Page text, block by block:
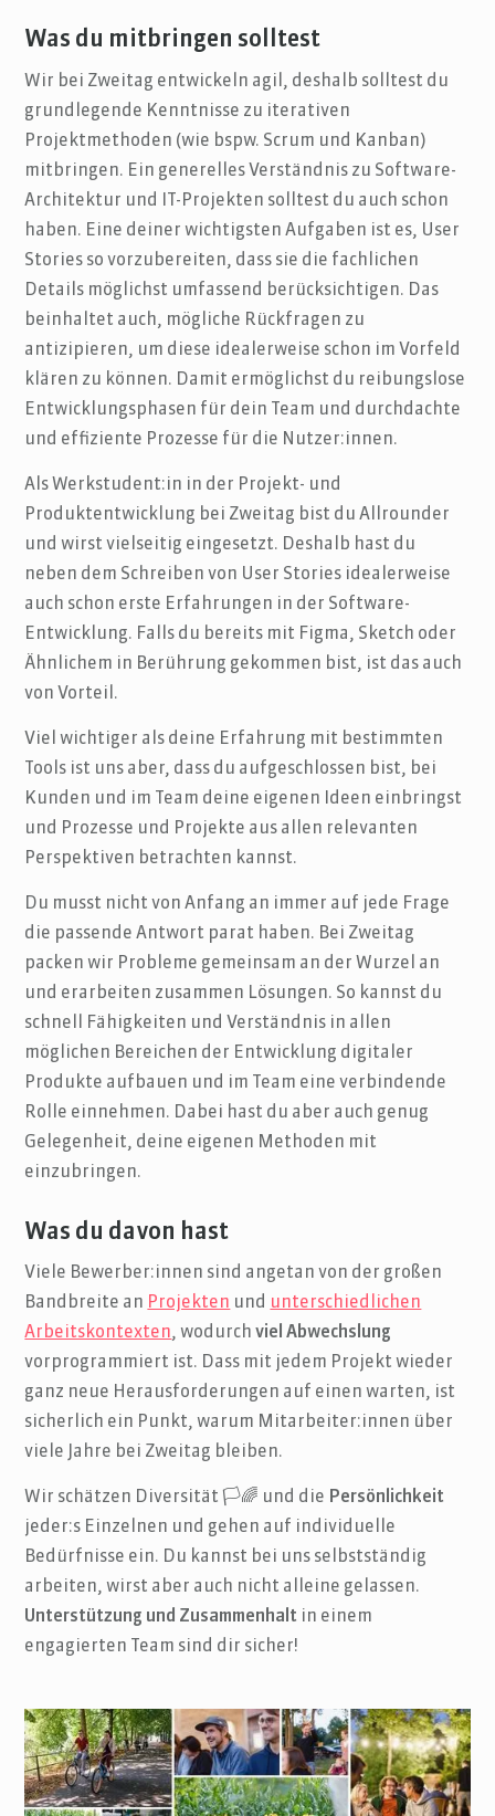
Was du mitbringen solltest
Wir bei Zweitag entwickeln agil, deshalb solltest du
grundlegende Kenntnisse zu iterativen
Projektmethoden (wie bspw. Scrum und Kanban)
mitbringen. Ein generelles Verständnis zu Software-
Architektur und IT-Projekten solltest du auch schon
haben. Eine deiner wichtigsten Aufgaben ist es, User
Stories so vorzubereiten, dass sie die fachlichen
Details möglichst umfassend berücksichtigen. Das
beinhaltet auch, mögliche Rückfragen zu
antizipieren, um diese idealerweise schon im Vorfeld
klären zu können. Damit ermöglichst du reibungslose
Entwicklungsphasen für dein Team und durchdachte
und effiziente Prozesse für die Nutzer:innen.
Als Werkstudent:in in der Projekt- und
Produktentwicklung bei Zweitag bist du Allrounder
und wirst vielseitig eingesetzt. Deshalb hast du
neben dem Schreiben von User Stories idealerweise
auch schon erste Erfahrungen in der Software-
Entwicklung. Falls du bereits mit Figma, Sketch oder
Ähnlichem in Berührung gekommen bist, ist das auch
von Vorteil.
Viel wichtiger als deine Erfahrung mit bestimmten
Tools ist uns aber, dass du aufgeschlossen bist, bei
Kunden und im Team deine eigenen Ideen einbringst
und Prozesse und Projekte aus allen relevanten
Perspektiven betrachten kannst.
Du musst nicht von Anfang an immer auf jede Frage
die passende Antwort parat haben. Bei Zweitag
packen wir Probleme gemeinsam an der Wurzel an
und erarbeiten zusammen Lösungen. So kannst du
schnell Fähigkeiten und Verständnis in allen
möglichen Bereichen der Entwicklung digitaler
Produkte aufbauen und im Team eine verbindende
Rolle einnehmen. Dabei hast du aber auch genug
Gelegenheit, deine eigenen Methoden mit
einzubringen.
Was du davon hast
Viele Bewerber:innen sind angetan von der großen
Bandbreite an Projekten und unterschiedlichen
Arbeitskontexten, wodurch viel Abwechslung
vorprogrammiert ist. Dass mit jedem Projekt wieder
ganz neue Herausforderungen auf einen warten, ist
sicherlich ein Punkt, warum Mitarbeiter:innen über
viele Jahre bei Zweitag bleiben.
Wir schätzen Diversität 🏳️🌈 und die Persönlichkeit
jeder:s Einzelnen und gehen auf individuelle
Bedürfnisse ein. Du kannst bei uns selbstständig
arbeiten, wirst aber auch nicht alleine gelassen.
Unterstützung und Zusammenhalt in einem
engagierten Team sind dir sicher!